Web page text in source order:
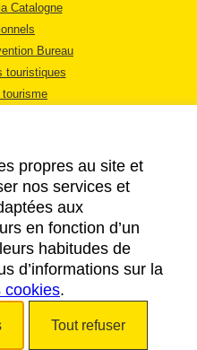
Catalogne
Bureau
touristiques
LÉGALES
propres au site et
nos services et
aux
en fonction d’un
habitudes de
d’informations sur la
cookies.
Tout refuser